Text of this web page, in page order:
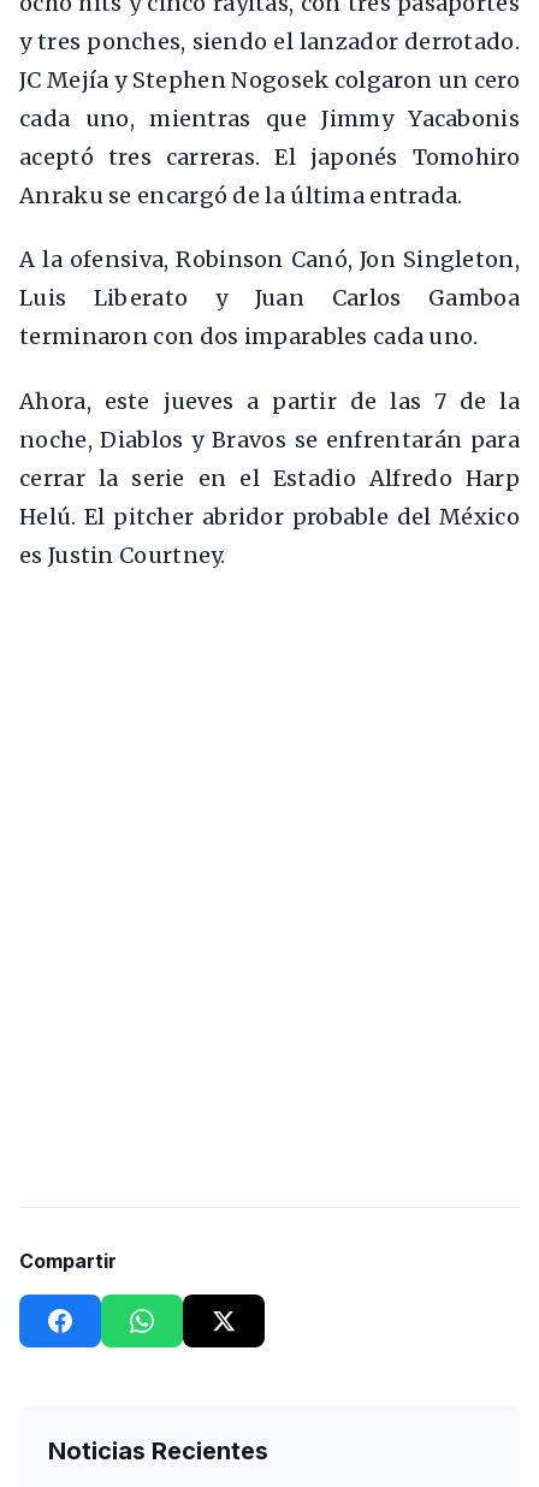
y tres ponches, siendo el lanzador derrotado.
JC Mejía y Stephen Nogosek colgaron un cero
cada uno, mientras que Jimmy Yacabonis
aceptó tres carreras. El japonés Tomohiro
Anraku se encargó de la última entrada.
A la ofensiva, Robinson Canó, Jon Singleton,
Luis Liberato y Juan Carlos Gamboa
terminaron con dos imparables cada uno.
Ahora, este jueves a partir de las 7 de la
noche, Diablos y Bravos se enfrentarán para
cerrar la serie en el Estadio Alfredo Harp
Helú. El pitcher abridor probable del México
es Justin Courtney.
Compartir
Noticias Recientes